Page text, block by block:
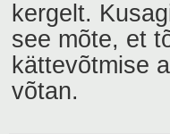
kergelt.
see mõte, et
kättevõtmise
võtan.